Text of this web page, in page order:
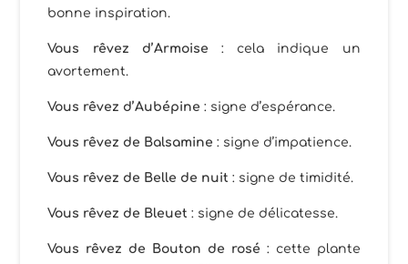
bonne inspiration.
Vous rêvez d’Armoise : cela indique un
avortement.
Vous rêvez d’Aubépine : signe d’espérance.
Vous rêvez de Balsamine : signe d’impatience.
Vous rêvez de Belle de nuit : signe de timidité.
Vous rêvez de Bleuet : signe de délicatesse.
Vous rêvez de Bouton de rosé : cette plante